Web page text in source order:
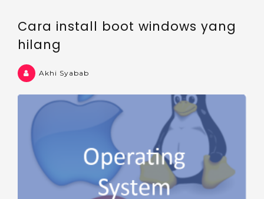
Cara install boot windows yang
hilang
Akhi Syabab